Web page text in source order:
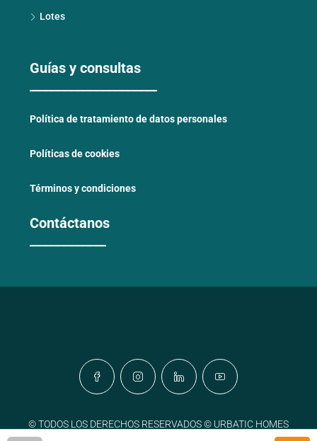
Lotes
Guías y consultas
Política de tratamiento de datos personales
Políticas de cookies
Términos y condiciones
Contáctanos
© TODOS LOS DERECHOS RESERVADOS © URBATIC HOMES